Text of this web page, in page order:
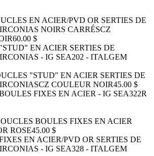
EN ACIER/PVD OR SERTIES DE
NOIRS CARRÉSCZ
60.00 $
"STUD" EN ACIER SERTIES DE
CZ COULEUR NOIR45.00 $
BOULES FIXES EN ACIER
ROSE45.00 $